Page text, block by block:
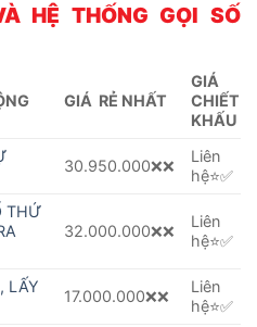
HỆ THỐNG GỌI SỐ
GIÁ RẺ NHẤT
GIÁ
CHIẾT
KHẤU
30.950.000❌❌
Liên
hệ⭐️✅
THỨ
32.000.000❌❌
Liên
hệ⭐️✅
LẤY
17.000.000❌❌
Liên
hệ⭐️✅